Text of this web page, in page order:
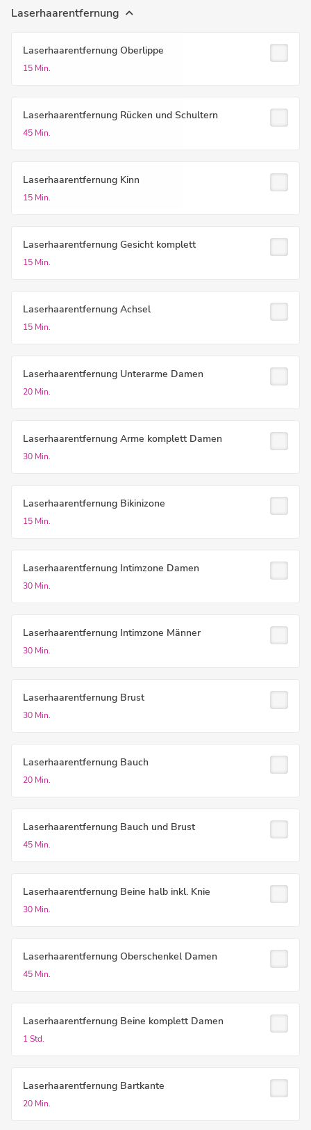
Laserhaarentfernung
Laserhaarentfernung Oberlippe
15 Min.
Laserhaarentfernung Rücken und Schultern
45 Min.
Laserhaarentfernung Kinn
15 Min.
Laserhaarentfernung Gesicht komplett
15 Min.
Laserhaarentfernung Achsel
15 Min.
Laserhaarentfernung Unterarme Damen
20 Min.
Laserhaarentfernung Arme komplett Damen
30 Min.
Laserhaarentfernung Bikinizone
15 Min.
Laserhaarentfernung Intimzone Damen
30 Min.
Laserhaarentfernung Intimzone Männer
30 Min.
Laserhaarentfernung Brust
30 Min.
Laserhaarentfernung Bauch
20 Min.
Laserhaarentfernung Bauch und Brust
45 Min.
Laserhaarentfernung Beine halb inkl. Knie
30 Min.
Laserhaarentfernung Oberschenkel Damen
45 Min.
Laserhaarentfernung Beine komplett Damen
1 Std.
Laserhaarentfernung Bartkante
20 Min.